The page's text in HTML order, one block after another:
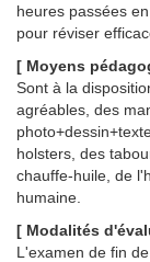
heures passées
pour réviser
[ Moyens
Sont à la
agréables, des
holsters, des
chauffe-huile, de
humaine.
[ Modalités
L'examen de fin